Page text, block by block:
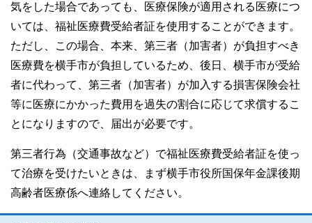
気をした場合であっても、医療保険が適用される医療につ
いては、福祉医療費受給者証を使用することができます。
ただし、この場合、本来、第三者（加害者）が負担すべき
医療費を横手市が負担しているため、後日、横手市が受給
者に代わって、第三者（加害者）が加入する損害保険会社
等に医療にかかった費用を過失の割合に応じて求償するこ
とになりますので、届出が必要です。
第三者行為（交通事故など）で福祉医療費受給者証を使っ
て治療を受けたいときは、まず横手市役所国保年金課後期
高齢者医療係へ連絡してください。